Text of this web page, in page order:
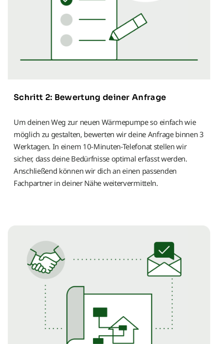
Schritt 2: Bewertung deiner Anfrage
Um deinen Weg zur neuen Wärmepumpe so einfach wie
möglich zu gestalten, bewerten wir deine Anfrage binnen 3
Werktagen. In einem 10-Minuten-Telefonat stellen wir
sicher, dass deine Bedürfnisse optimal erfasst werden.
Anschließend können wir dich an einen passenden
Fachpartner in deiner Nähe weitervermitteln.